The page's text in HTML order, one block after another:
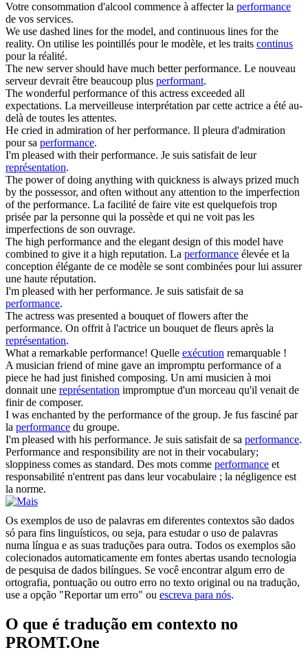
Votre consommation d'alcool commence à affecter la performance
de vos services.
We use dashed lines for the model, and continuous lines for the
reality. On utilise les pointillés pour le modèle, et les traits continus
pour la réalité.
The new server should have much betterperformance. Le nouveau
serveur devrait être beaucoup plus performant.
The wonderful performance of this actress exceeded all
expectations. La merveilleuse interprétation par cette actrice a été au-
delà de toutes les attentes.
He cried in admiration of herperformance. Il pleura d'admiration
pour sa performance.
I'm pleased with theirperformance. Je suis satisfait de leur
représentation.
The power of doing anything with quickness is always prized much
by the possessor, and often without any attention to the imperfection
of the performance. La facilité de faire vite est quelquefois trop
prisée par la personne qui la possède et qui ne voit pas les
imperfections de son ouvrage.
The high performance and the elegant design of this model have
combined to give it a high reputation. La performance élevée et la
conception élégante de ce modèle se sont combinées pour lui assurer
une haute réputation.
I'm pleased with herperformance. Je suis satisfait de sa
performance.
The actress was presented a bouquet of flowers after the
performance. On offrit à l'actrice un bouquet de fleurs après la
représentation.
What a remarkable performance! Quelle exécution remarquable !
A musician friend of mine gave an impromptu performance of a
piece he had just finished composing. Un ami musicien à moi
donnait une représentation impromptue d'un morceau qu'il venait de
finir de composer.
I was enchanted by the performance of the group. Je fus fasciné par
la performance du groupe.
I'm pleased with his performance. Je suis satisfait de sa performance.
Performance and responsibility are not in their vocabulary;
sloppiness comes as standard. Des mots comme performance et
responsabilité n'entrent pas dans leur vocabulaire ; la négligence est
la norme.
Os exemplos de uso de palavras em diferentes contextos são dados
só para fins linguísticos, ou seja, para estudar o uso de palavras
numa língua e as suas traduções para outra. Todos os exemplos são
colecionados automaticamente em fontes abertas usando tecnologia
de pesquisa de dados bilíngues. Se você encontrar algum erro de
ortografia, pontuação ou outro erro no texto original ou na tradução,
use a opção "Reportar um erro" ou escreva para nós.
O que é tradução em contexto no
PROMT.One